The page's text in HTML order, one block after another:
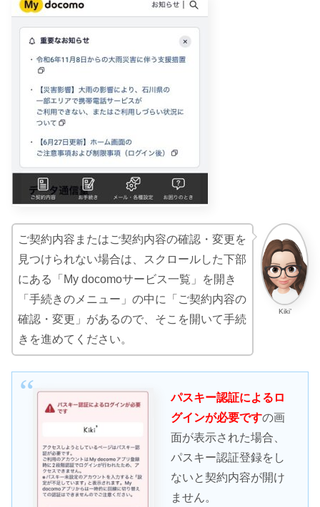
Kiki’
ご契約内容またはご契約内容の確認・変更を
見つけられない場合は、スクロールした下部
にある「My docomoサービス一覧」を開き
「手続きのメニュー」の中に「ご契約内容の
確認・変更」があるので、そこを開いて手続
きを進めてください。
パスキー認証によるロ
グインが必要ですの画
面が表示された場合、
パスキー認証登録をし
ないと契約内容が開け
ません。